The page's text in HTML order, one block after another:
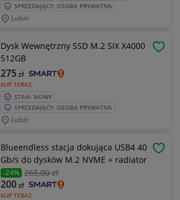
SPRZEDAJĄCY: OSOBA PRYWATNA
Lubin
Dysk Wewnętrzny SSD M.2 SIX X4000
512GB
KUP TERAZ
275zł
STAN: NOWY
SPRZEDAJĄCY: OSOBA PRYWATNA
Lubin
Blueendless stacja dokująca USB4 40
Gb/s do dysków M.2 NVME + radiator
-24% 265,00 zł
KUP TERAZ
200zł